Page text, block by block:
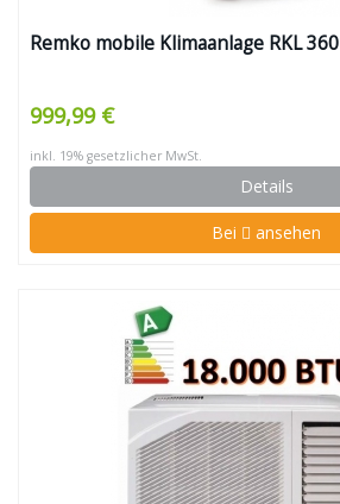
Remko mobile Klimaanlage RKL 360
999,99 €
inkl. 19% gesetzlicher MwSt.
Details
Bei ansehen